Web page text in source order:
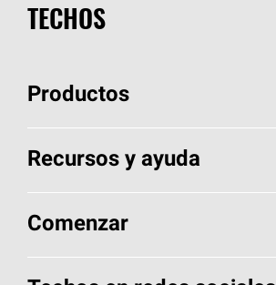
TECHOS
Productos
Elija sus tejas
Encuentre un contratista
Recursos y ayuda
Aspectos básicos sobre techos
Herramientas de diseño y color
Comenzar
Llame al 1-800-GET-PINK®